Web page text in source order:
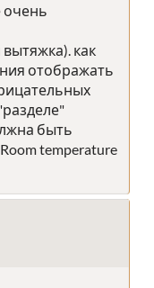
очень
как
отображать
быть
temperature